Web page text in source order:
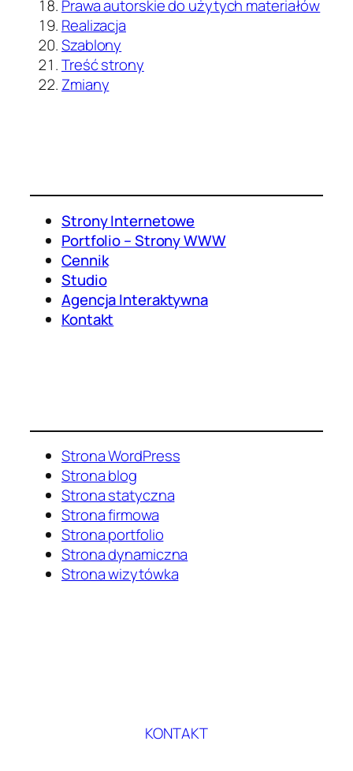
Prawa autorskie do użytych materiałów
Realizacja
Szablony
Treść strony
Zmiany
Strony Internetowe
Portfolio – Strony WWW
Cennik
Studio
Agencja Interaktywna
Kontakt
Strona WordPress
Strona blog
Strona statyczna
Strona firmowa
Strona portfolio
Strona dynamiczna
Strona wizytówka
KONTAKT